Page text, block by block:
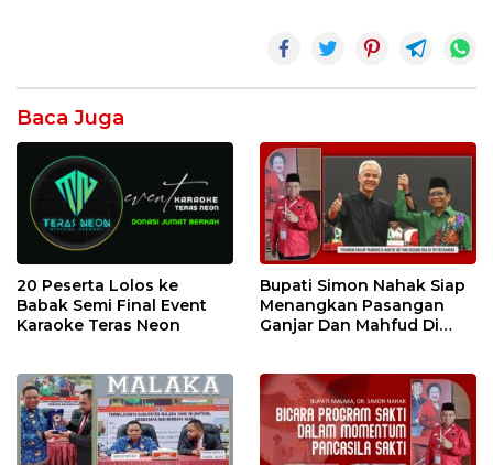
Baca Juga
20 Peserta Lolos ke
Babak Semi Final Event
Karaoke Teras Neon
Bupati Simon Nahak Siap
Menangkan Pasangan
Ganjar Dan Mahfud Di